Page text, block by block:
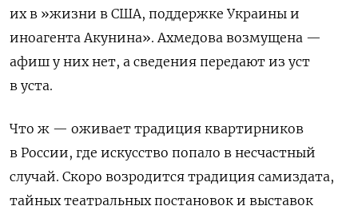
их в »жизни в США, поддержке Украины и
иноагента Акунина». Ахмедова возмущена —
афиш у них нет, а сведения передают из уст
в уста.
Что ж — оживает традиция квартирников
в России, где искусство попало в несчастный
случай. Скоро возродится традиция самиздата,
тайных театральных постановок и выставок